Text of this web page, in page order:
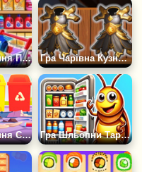
Гра Сортування Предметів: По Поличках Гра Чарівна Кузня: Сортування по Полицях
Гра Сортування Сміття для Дітей Гра Шльопни Тарганів: Сортуй Продукти по Поличках